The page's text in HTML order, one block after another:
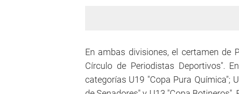
En ambas divisiones, el certamen de
Círculo de Periodistas Deportivos".
categorías U19 "Copa Pura Química";